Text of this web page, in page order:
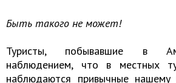
Быть такого не может!
Туристы, побывавшие в
наблюдением, что в местных
наблюдаются привычные